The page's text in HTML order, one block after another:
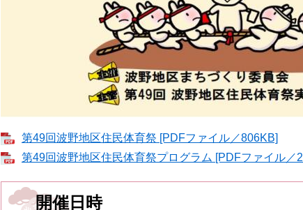
第49回波野地区住民体育祭 [PDFファイル／806KB]
第49回波野地区住民体育祭プログラム [PDFファイル／
開催日時